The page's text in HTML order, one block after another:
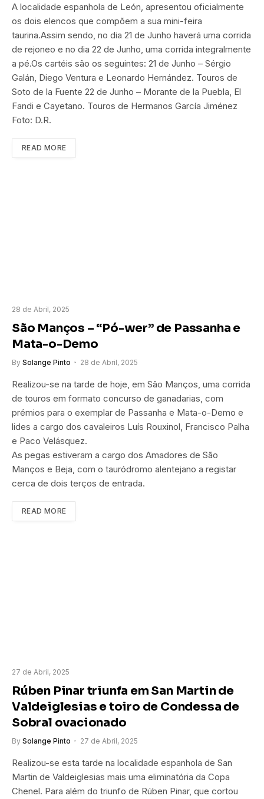
A localidade espanhola de León, apresentou oficialmente
os dois elencos que compõem a sua mini-feira
taurina.Assim sendo, no dia 21 de Junho haverá uma corrida
de rejoneo e no dia 22 de Junho, uma corrida integralmente
a pé.Os cartéis são os seguintes: 21 de Junho – Sérgio
Galán, Diego Ventura e Leonardo Hernández. Touros de
Soto de la Fuente 22 de Junho – Morante de la Puebla, El
Fandi e Cayetano. Touros de Hermanos García Jiménez
Foto: D.R.
READ MORE
28 de Abril, 2025
São Manços – “Pó-wer” de Passanha e
Mata-o-Demo
By Solange Pinto 28 de Abril, 2025
Realizou-se na tarde de hoje, em São Manços, uma corrida
de touros em formato concurso de ganadarias, com
prémios para o exemplar de Passanha e Mata-o-Demo e
lides a cargo dos cavaleiros Luís Rouxinol, Francisco Palha
e Paco Velásquez.
As pegas estiveram a cargo dos Amadores de São
Manços e Beja, com o tauródromo alentejano a registar
cerca de dois terços de entrada.
READ MORE
27 de Abril, 2025
Rúben Pinar triunfa em San Martin de
Valdeiglesias e toiro de Condessa de
Sobral ovacionado
By Solange Pinto 27 de Abril, 2025
Realizou-se esta tarde na localidade espanhola de San
Martin de Valdeiglesias mais uma eliminatória da Copa
Chenel. Para além do triunfo de Rúben Pinar, que cortou